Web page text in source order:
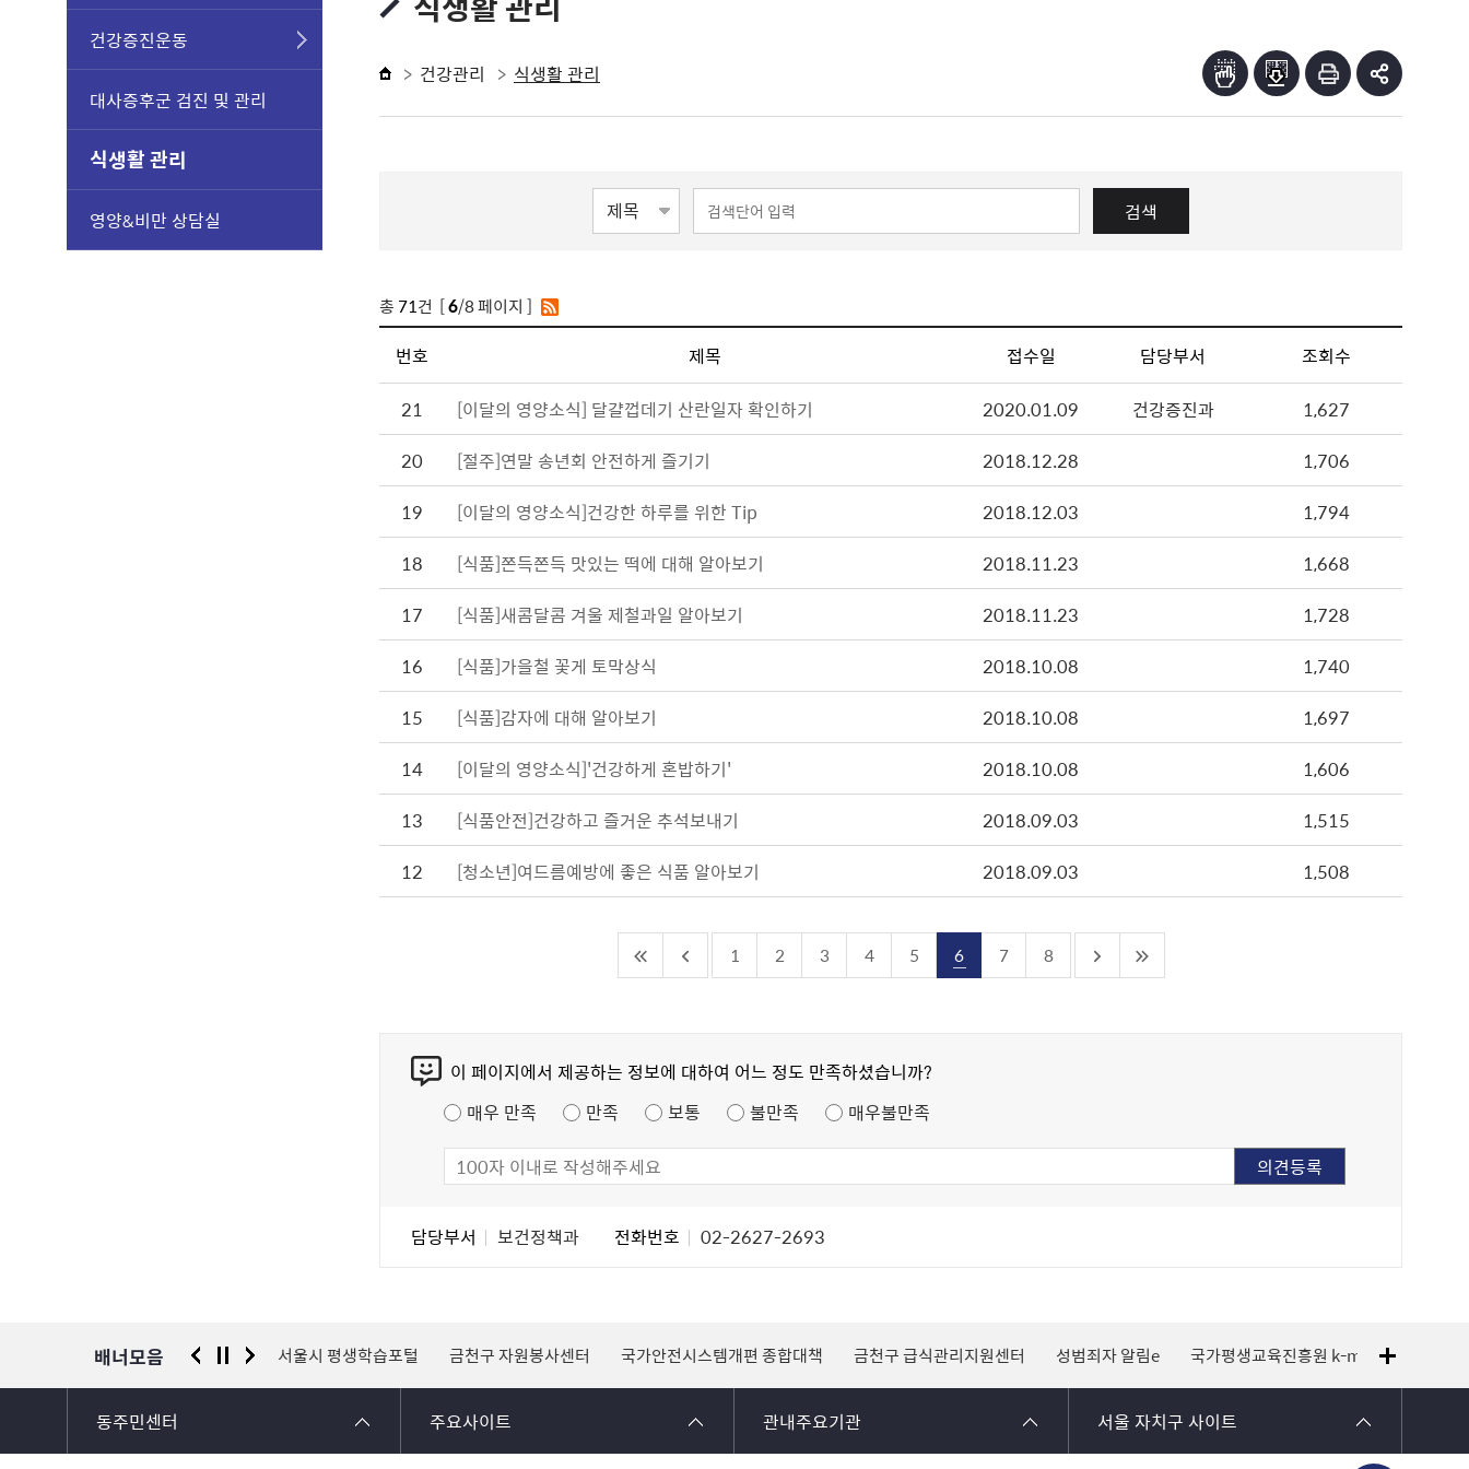
건강증진운동
대사증후군 검진 및 관리
식생활 관리
영양&비만 상담실
건강관리 식생활 관리
검색
총 71건 [6/8 페이지 ]
번호 제목 접수일 담당부서 조회수
21 [이달의 영양소식] 달걀껍데기 산란일자 확인하기 2020.01.09 건강증진과
1,627
20
[절주]연말 송년회 안전하게 즐기기 2018.12.28
1,706
19
[이달의 영양소식]건강한 하루를 위한 Tip 2018.12.03
1,794
18
[식품]쫀득쫀득 맛있는 떡에 대해 알아보기 2018.11.23
1,668
17
[식품]새콤달콤 겨울 제철과일 알아보기 2018.11.23
1,728
16
[식품]가을철 꽃게 토막상식 2018.10.08
1,740
15
[식품]감자에 대해 알아보기 2018.10.08
1,697
14
[이달의 영양소식]'건강하게 혼밥하기' 2018.10.08
1,606
13
[식품안전]건강하고 즐거운 추석보내기 2018.09.03
1,515
12
[청소년]여드름예방에 좋은 식품 알아보기 2018.09.03 1,508
1 2 3 4 5 6 7 8
이 페이지에서 제공하는 정보에 대하여 어느 정도 만족하셨습니까?
매우 만족
만족 보통 불만족 매우불만족
담당부서 보건정책과 전화번호 02-2627-2693
배너모음
경찰청 유실물 통합포털 서울시 평생학습포털 금천구 자원봉사센터 국가안전시스템개편 종합대책 금천구 급식관리지원센터 성범죄자 알림e 국가평생교육진흥원 k-mooc
동주민센터 주요사이트 관내주요기관 서울 자치구 사이트